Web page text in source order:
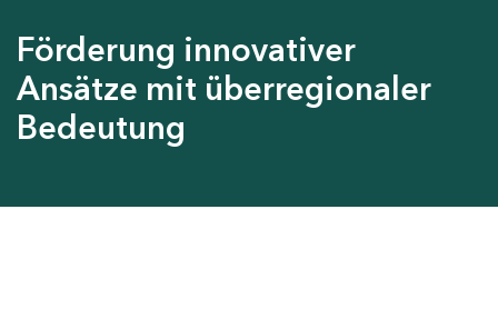
Förderung innovativer
Ansätze mit überregionaler
Bedeutung